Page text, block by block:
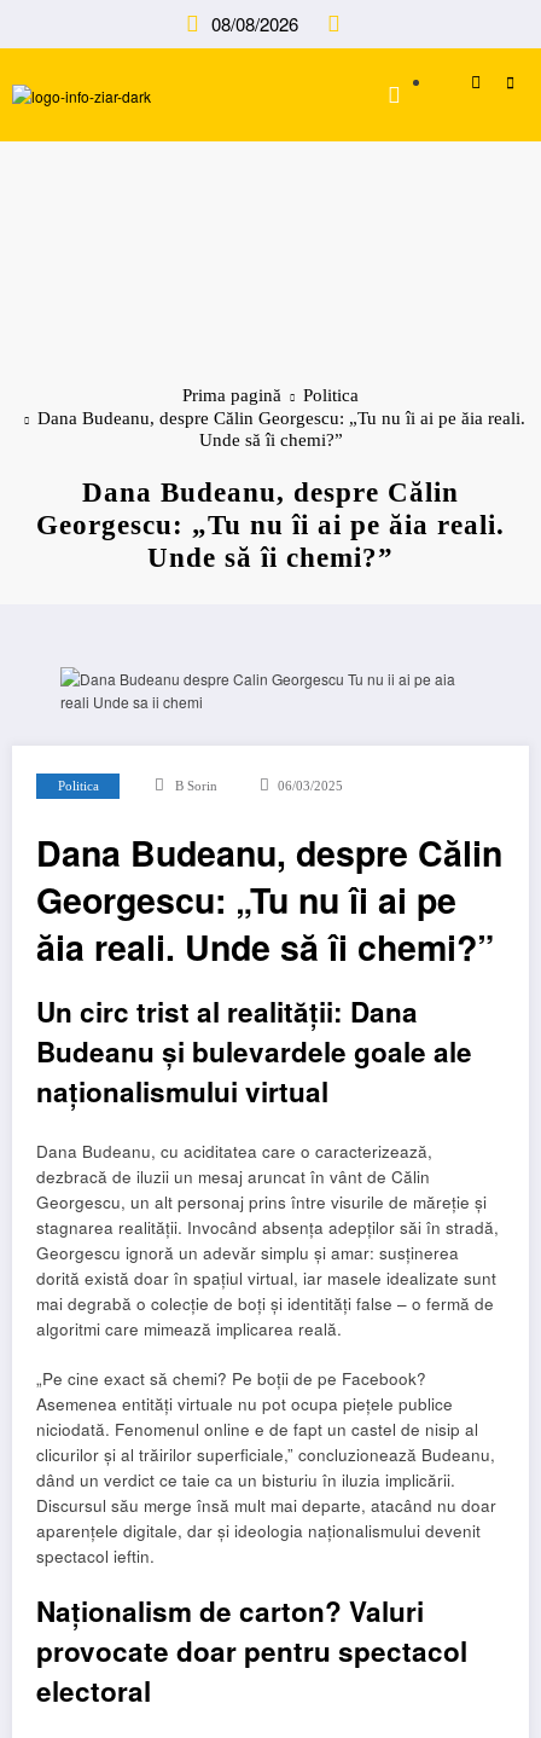
08/08/2026
Prima pagină
Politica
Dana Budeanu, despre Călin Georgescu: „Tu nu îi ai pe ăia reali.
Unde să îi chemi?”
Dana Budeanu, despre Călin
Georgescu: „Tu nu îi ai pe ăia reali.
Unde să îi chemi?”
Politica B Sorin 06/03/2025
Dana Budeanu, despre Călin
Georgescu: „Tu nu îi ai pe
ăia reali. Unde să îi chemi?”
Un circ trist al realității: Dana
Budeanu și bulevardele goale ale
naționalismului virtual
Dana Budeanu, cu aciditatea care o caracterizează,
dezbracă de iluzii un mesaj aruncat în vânt de Călin
Georgescu, un alt personaj prins între visurile de măreție și
stagnarea realității. Invocând absența adepților săi în stradă,
Georgescu ignoră un adevăr simplu și amar: susținerea
dorită există doar în spațiul virtual, iar masele idealizate sunt
mai degrabă o colecție de boți și identități false – o fermă de
algoritmi care mimează implicarea reală.
„Pe cine exact să chemi? Pe boții de pe Facebook?
Asemenea entități virtuale nu pot ocupa piețele publice
niciodată. Fenomenul online e de fapt un castel de nisip al
clicurilor și al trăirilor superficiale,” concluzionează Budeanu,
dând un verdict ce taie ca un bisturiu în iluzia implicării.
Discursul său merge însă mult mai departe, atacând nu doar
aparențele digitale, dar și ideologia naționalismului devenit
spectacol ieftin.
Naționalism de carton? Valuri
provocate doar pentru spectacol
electoral